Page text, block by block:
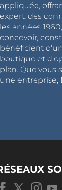
appliquée,
expert, des
les années
concevoir,
bénéficient
boutique et
plan. Que vous
une entreprise,